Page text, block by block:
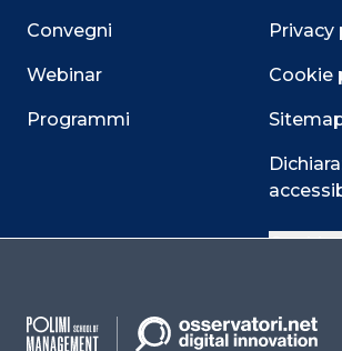
Convegni
Webinar
Programmi
Privacy
Cookie
Cookie